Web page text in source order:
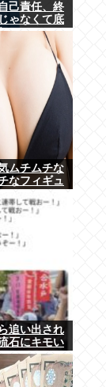
己責任、終
ゃなくて底
ムチムチな
なフィギュ
追い出され
石にキモい